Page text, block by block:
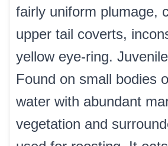
fairly uniform plumage,
upper tail coverts,
yellow eye-ring.
Found on small bodies
water with abundant
vegetation and